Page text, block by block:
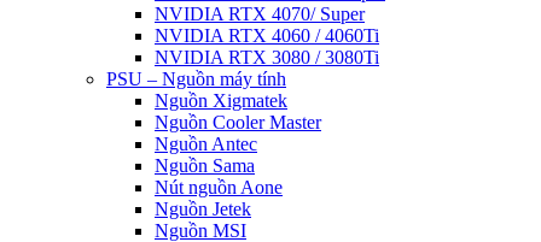
NVIDIA RTX 4070/ Super
NVIDIA RTX 4060 / 4060Ti
NVIDIA RTX 3080 / 3080Ti
PSU – Nguồn máy tính
Nguồn Xigmatek
Nguồn Cooler Master
Nguồn Antec
Nguồn Sama
Nút nguồn Aone
Nguồn Jetek
Nguồn MSI